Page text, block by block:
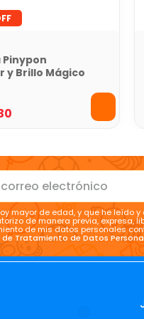
y Brillo Mágico
mayor de edad, y que he leído
de manera previa, expresa,
de mis datos personales
Tratamiento de Datos